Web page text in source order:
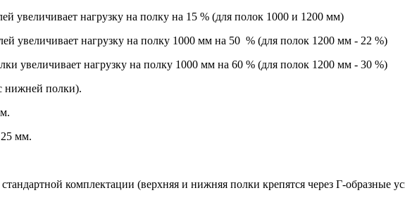
увеличивает нагрузку на полку на 15 % (для полок 1000 и 1200 мм)
увеличивает нагрузку на полку 1000 мм на 50 % (для полок 1200 мм - 22 %)
увеличивает нагрузку на полку 1000 мм на 60 % (для полок 1200 мм - 30 %)
нижней полки).
мм.
комплектации (верхняя и нижняя полки крепятся через Г-образные